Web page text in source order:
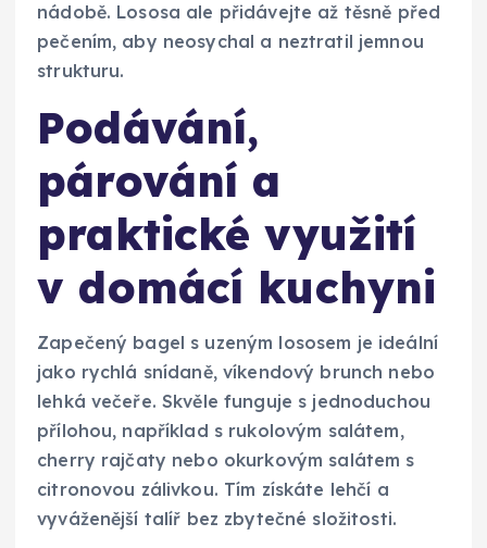
nádobě. Lososa ale přidávejte až těsně před
pečením, aby neosychal a neztratil jemnou
strukturu.
Podávání,
párování a
praktické využití
v domácí kuchyni
Zapečený bagel s uzeným lososem je ideální
jako rychlá snídaně, víkendový brunch nebo
lehká večeře. Skvěle funguje s jednoduchou
přílohou, například s rukolovým salátem,
cherry rajčaty nebo okurkovým salátem s
citronovou zálivkou. Tím získáte lehčí a
vyváženější talíř bez zbytečné složitosti.